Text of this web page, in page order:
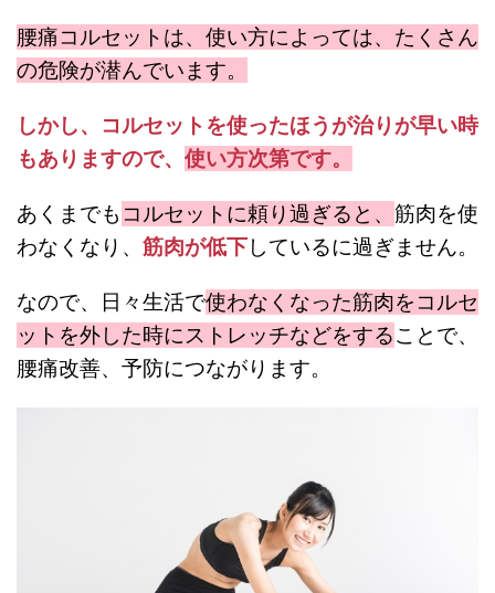
腰痛コルセットは、使い方によっては、たくさん
の危険が潜んでいます。
しかし、コルセットを使ったほうが治りが早い時
もありますので、 使い方次第です。
あくまでも コルセットに頼り過ぎると、 筋肉を使
わなくなり、 筋肉が低下しているに過ぎません。
なので、日々生活で使わなくなった筋肉をコルセ
ットを外した時にストレッチなどをすることで、
腰痛改善、予防につながります。